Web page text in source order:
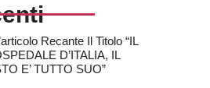
Recante Il Titolo “IL
D’ITALIA, IL
E’ TUTTO SUO”